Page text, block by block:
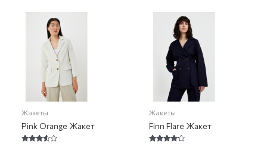
Жакеты
Pink Orange Жакет
Жакеты
Finn Flare Жакет